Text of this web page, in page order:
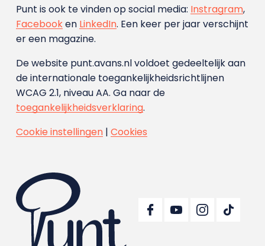
Punt is ook te vinden op social media: Instragram,
Facebooken LinkedIn. Een keer per jaar verschijnt
er een magazine.
De website punt.avans.nl voldoet gedeeltelijk aan
de internationale toegankelijkheidsrichtlijnen
WCAG 2.1, niveau AA. Ga naar de
toegankelijkheidsverklaring.
Cookie instellingen| Cookies